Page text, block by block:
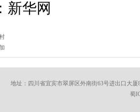
新华网
地址：四川省宜宾市翠屏区外南街63号进出口大厦8
蜀